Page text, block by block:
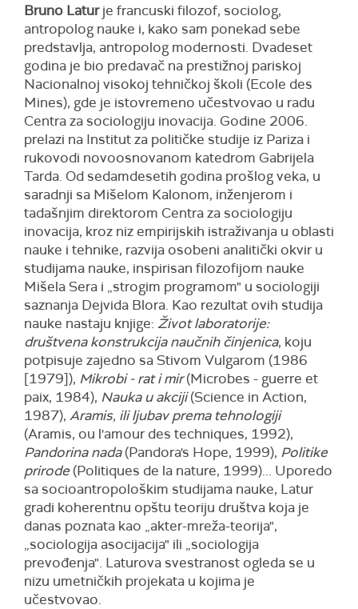
Bruno Laturje francuski filozof, sociolog,
antropolog nauke i, kako sam ponekad sebe
predstavlja, antropolog modernosti. Dvadeset
godina je bio predavač na prestižnoj pariskoj
Nacionalnoj visokoj tehničkoj školi (Ecole des
Mines), gde je istovremeno učestvovao u radu
Centra za sociologiju inovacija. Godine 2006.
prelazi na Institut za političke studije iz Pariza i
rukovodi novoosnovanom katedrom Gabrijela
Tarda. Od sedamdesetih godina prošlog veka, u
saradnji sa Mišelom Kalonom, inženjerom i
tadašnjim direktorom Centra za sociologiju
inovacija, kroz niz empirijskih istraživanja u oblasti
nauke i tehnike, razvija osobeni analitički okvir u
studijama nauke, inspirisan filozofijom nauke
Mišela Sera i „strogim programom" u sociologiji
saznanja Dejvida Blora. Kao rezultat ovih studija
nauke nastaju knjige: Život laboratorije:
društvena konstrukcija naučnih činjenica, koju
potpisuje zajedno sa Stivom Vulgarom (1986
[1979]), Mikrobi - rat i mir(Microbes - guerre et
paix, 1984), Nauka u akciji(Science in Action,
1987), Aramis, ili ljubav prema tehnologiji
(Aramis, ou l'amour des techniques, 1992),
Pandorina nada(Pandora's Hope, 1999), Politike
prirode(Politiques de la nature, 1999)... Uporedo
sa socioantropološkim studijama nauke, Latur
gradi koherentnu opštu teoriju društva koja je
danas poznata kao „akter-mreža-teorija",
„sociologija asocijacija" ili „sociologija
prevođenja". Laturova svestranost ogleda se u
nizu umetničkih projekata u kojima je
učestvovao.